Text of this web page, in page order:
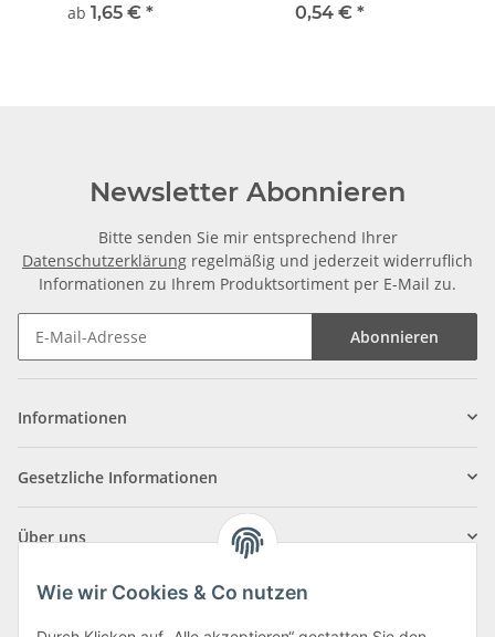
ab 1,65 € *
0,54 € *
Newsletter Abonnieren
Bitte senden Sie mir entsprechend Ihrer
Datenschutzerklärung regelmäßig und jederzeit widerruflich
Informationen zu Ihrem Produktsortiment per E-Mail zu.
Abonnieren
Informationen
Gesetzliche Informationen
Über uns
Wie wir Cookies & Co nutzen